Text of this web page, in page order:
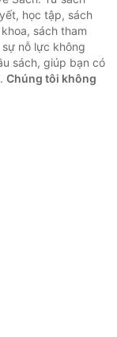
học tập, sách
sách tham
nỗ lực không
sách, giúp bạn có
Chúng tôi không